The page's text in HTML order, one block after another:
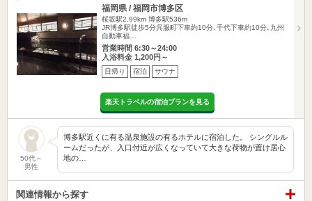
福岡県 / 福岡市博多区
桜坂駅2.99km 博多駅536m
JR博多駅徒歩5分呉服町下車約10分､千代下車約10分､九州
自動車福…
営業時間 6:30～24:00
入浴料金 1,200円～
日帰り 宿泊 サウナ
楽天トラベルの宿泊プランを見る
50代～
男性
博多駅近くに有る温泉施設の有るホテルに宿泊した。 シングルル
ームだったが、入口付近が広くなっていて大きな荷物が置け居心
地の…
関連情報から探す